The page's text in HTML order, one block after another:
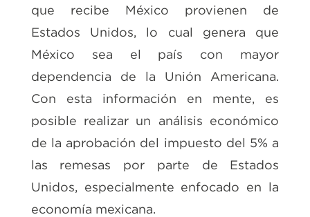
que recibe México provienen de
Estados Unidos, lo cual genera que
México sea el país con mayor
dependencia de la Unión Americana.
Con esta información en mente, es
posible realizar un análisis económico
de la aprobación del impuesto del 5% a
las remesas por parte de Estados
Unidos, especialmente enfocado en la
economía mexicana.